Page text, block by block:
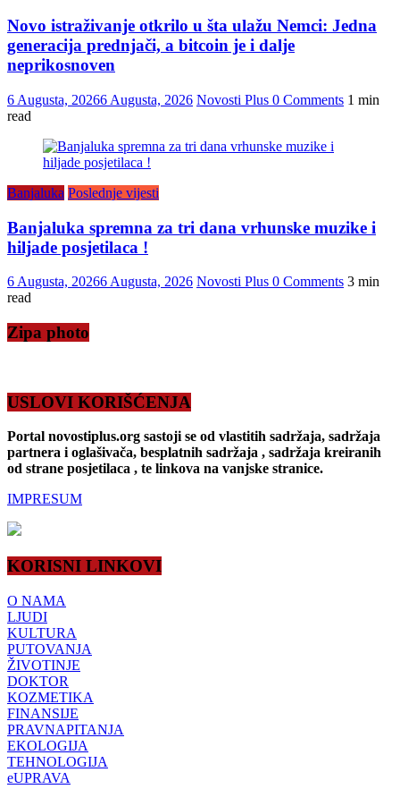
Novo istraživanje otkrilo u šta ulažu Nemci: Jedna
generacija prednjači, a bitcoin je i dalje
neprikosnoven
6 Augusta, 20266 Augusta, 2026 Novosti Plus 0 Comments 1 min
read
Banjaluka Poslednje vijesti
Banjaluka spremna za tri dana vrhunske muzike i
hiljade posjetilaca !
6 Augusta, 20266 Augusta, 2026 Novosti Plus 0 Comments 3 min
read
Zipa photo
USLOVI KORIŠĆENJA
Portal novostiplus.org sastoji se od vlastitih sadržaja, sadržaja
partnera i oglašivača, besplatnih sadržaja , sadržaja kreiranih
od strane posjetilaca , te linkova na vanjske stranice.
IMPRESUM
KORISNI LINKOVI
O NAMA
LJUDI
KULTURA
PUTOVANJA
ŽIVOTINJE
DOKTOR
KOZMETIKA
FINANSIJE
PRAVNAPITANJA
EKOLOGIJA
TEHNOLOGIJA
eUPRAVA